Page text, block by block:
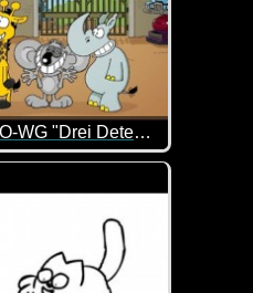
Ruthe.de - DIE HNO-WG "Drei Detektive und ein verschwundener Graf"
wir ja bereits von